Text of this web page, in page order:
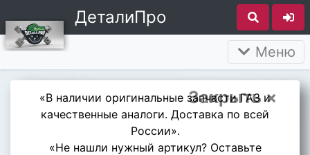
ДеталиПро
Меню
Закрыть ×
«В наличии оригинальные запчасти ГАЗ и
качественные аналоги. Доставка по всей
России».
«Не нашли нужный артикул? Оставьте